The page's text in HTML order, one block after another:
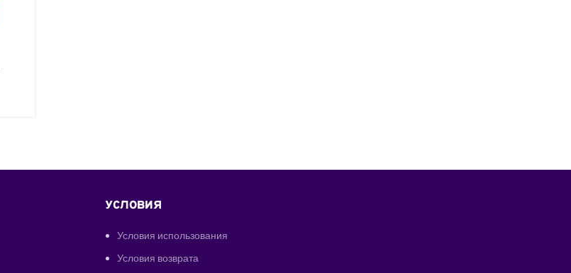
УСЛОВИЯ
Условия использования
Условия возврата